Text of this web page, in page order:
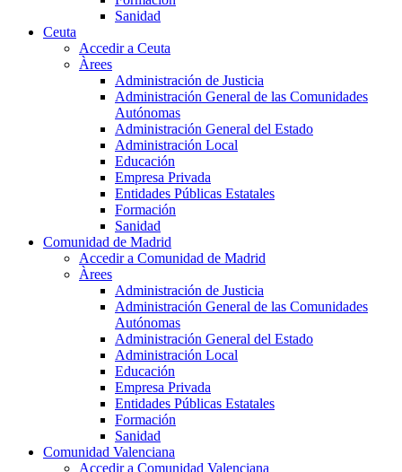
Sanidad
Ceuta
Accedir a Ceuta
Àrees
Administración de Justicia
Administración General de las Comunidades
Autónomas
Administración General del Estado
Administración Local
Educación
Empresa Privada
Entidades Públicas Estatales
Formación
Sanidad
Comunidad de Madrid
Accedir a Comunidad de Madrid
Àrees
Administración de Justicia
Administración General de las Comunidades
Autónomas
Administración General del Estado
Administración Local
Educación
Empresa Privada
Entidades Públicas Estatales
Formación
Sanidad
Comunidad Valenciana
Accedir a Comunidad Valenciana